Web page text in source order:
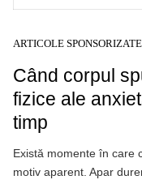
ARTICOLE SPONSORIZATE
Când corpul
fizice ale
timp
Există momente în care
motiv aparent. Apar